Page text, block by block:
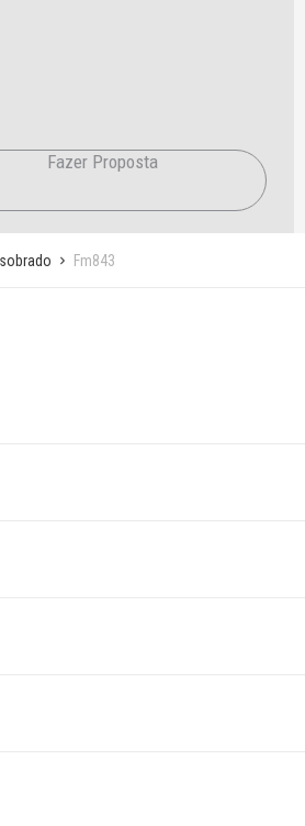
Fazer Proposta
Fm843